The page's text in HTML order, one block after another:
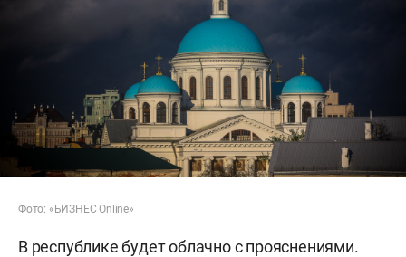
Фото: «БИЗНЕС Online»
В республике будет облачно с прояснениями.